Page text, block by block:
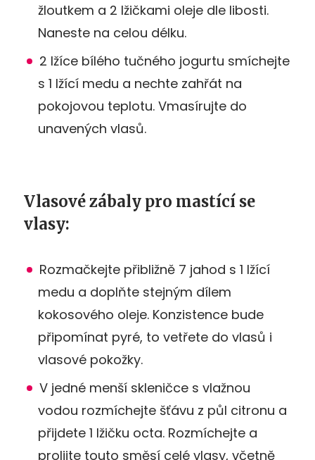
žloutkem a 2 lžičkami oleje dle libosti.
Naneste na celou délku.
2 lžíce bílého tučného jogurtu smíchejte
s 1 lžící medu a nechte zahřát na
pokojovou teplotu. Vmasírujte do
unavených vlasů.
Vlasové zábaly pro mastící se
vlasy:
Rozmačkejte přibližně 7 jahod s 1 lžící
medu a doplňte stejným dílem
kokosového oleje. Konzistence bude
připomínat pyré, to vetřete do vlasů i
vlasové pokožky.
V jedné menší skleničce s vlažnou
vodou rozmíchejte šťávu z půl citronu a
přijdete 1 lžičku octa. Rozmíchejte a
prolijte touto směsí celé vlasy, včetně